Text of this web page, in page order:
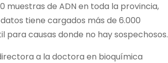
muestras de ADN en toda la provincia,
tiene cargados más de 6.000
causas donde no hay sospechosos.
a la doctora en bioquímica